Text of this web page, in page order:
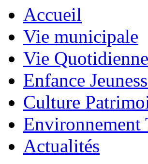
Accueil
Vie municipale
Vie Quotidienne
Enfance
Culture
Environnement
Actualités